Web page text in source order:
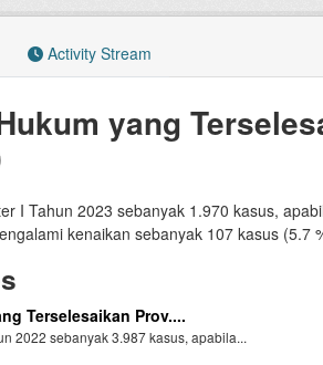
Activity Stream
yang
I Tahun 2023 sebanyak 1.970 kasus,
kenaikan sebanyak 107 kasus (5.7
Terselesaikan Prov....
2022 sebanyak 3.987 kasus, apabila...